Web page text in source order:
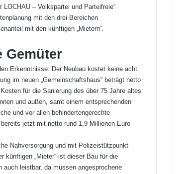
– Volkspartei und Parteifreie“
mit den drei Bereichen
mit den künftigen „Mietern“.
Gemüter
Erkenntnisse: Der Neubau kostet keine acht
im neuen „Gemeinschaftshaus“ beträgt netto
für die Sanierung des über 75 Jahre altes
und außen, samt einem entsprechenden
und vor allen behindertengerechte
jetzt mit netto rund 1,9 Millionen Euro
Nahversorgung und mit Polizeistützpunkt
künftigen „Mieter“ ist dieser Bau für die
auch leistbar, da müssen angesprochene